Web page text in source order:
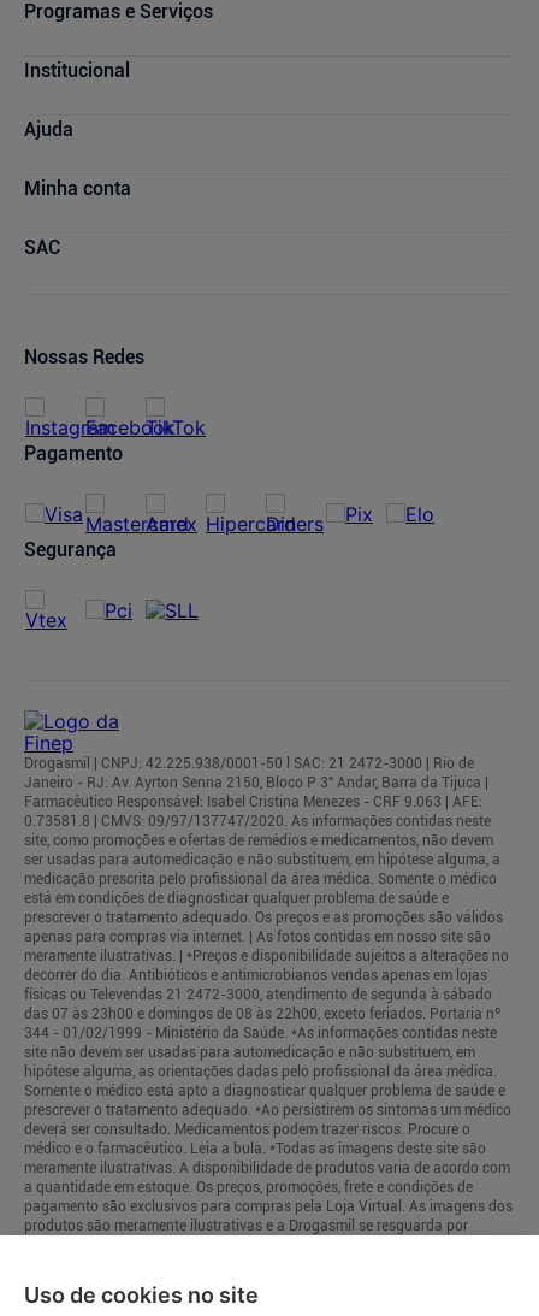
Uso de cookies no site
Programas e Serviços
Cupons de Desconto
Consultas Médicas
Drogasmil Plus
Descontos de laboratórios
Institucional
Blog Drogasmil
Marcas Parceiras
Quem Somos
Ajuda
Dúvidas Frequentes
Condições de Pagamento
Compra Recorrente
Minha conta
Minha conta
SAC
Nossas Redes
Pagamento
Segurança
Drogasmil | CNPJ: 42.225.938/0001-50 l SAC: 21 2472-3000 | Rio de
Janeiro - RJ: Av. Ayrton Senna 2150, Bloco P 3° Andar, Barra da Tijuca |
Farmacêutico Responsável: Isabel Cristina Menezes - CRF 9.063 | AFE:
0.73581.8 | CMVS: 09/97/137747/2020. As informações contidas neste
site, como promoções e ofertas de remédios e medicamentos, não devem
ser usadas para automedicação e não substituem, em hipótese alguma, a
medicação prescrita pelo profissional da área médica. Somente o médico
está em condições de diagnosticar qualquer problema de saúde e
prescrever o tratamento adequado. Os preços e as promoções são válidos
apenas para compras via internet. | As fotos contidas em nosso site são
meramente ilustrativas. | *Preços e disponibilidade sujeitos a alterações no
decorrer do dia. Antibióticos e antimicrobianos vendas apenas em lojas
físicas ou Televendas 21 2472-3000, atendimento de segunda à sábado
das 07 às 23h00 e domingos de 08 às 22h00, exceto feriados. Portaria nº
344 - 01/02/1999 - Ministério da Saúde. *As informações contidas neste
site não devem ser usadas para automedicação e não substituem, em
hipótese alguma, as orientações dadas pelo profissional da área médica.
Somente o médico está apto a diagnosticar qualquer problema de saúde e
prescrever o tratamento adequado. *Ao persistirem os sintomas um médico
deverá ser consultado. Medicamentos podem trazer riscos. Procure o
médico e o farmacêutico. Leia a bula. *Todas as imagens deste site são
meramente ilustrativas. A disponibilidade de produtos varia de acordo com
a quantidade em estoque. Os preços, promoções, frete e condições de
pagamento são exclusivos para compras pela Loja Virtual. As imagens dos
produtos são meramente ilustrativas e a Drogasmil se resguarda por